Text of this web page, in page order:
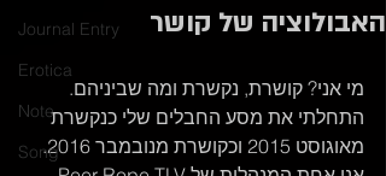
Journal Entry
Erotica
Note
Song
האבולוציה של קושר
מי אני? קושרת, נקשרת ומה שביניהם.
התחלתי את מסע החבלים שלי כנקשרת
מאוגוסט 2015 וכקושרת מנובמבר 2016.